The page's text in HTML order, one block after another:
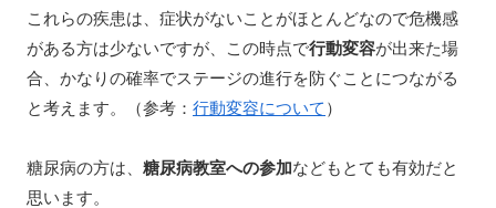
これらの疾患は、症状がないことがほとんどなので危機感
がある方は少ないですが、この時点で行動変容が出来た場
合、かなりの確率でステージの進行を防ぐことにつながる
と考えます。（参考： 行動変容について ）
糖尿病の方は、 糖尿病教室への参加などもとても有効だと
思います。